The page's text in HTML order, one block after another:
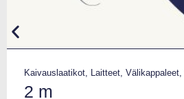
Kaivauslaatikot, Laitteet, Välikappaleet,
2 m